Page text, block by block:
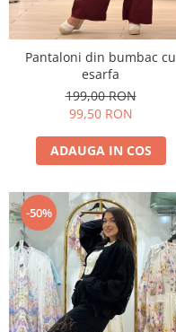
Pantaloni din bumbac cu
esarfa
199,00 RON
99,50 RON
ADAUGA IN COS
-50%